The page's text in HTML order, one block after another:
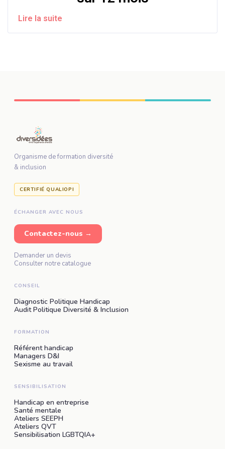
Lire la suite
Organisme de formation diversité
& inclusion
CERTIFIÉ QUALIOPI
ÉCHANGER AVEC NOUS
Contactez-nous →
Demander un devis
Consulter notre catalogue
CONSEIL
Diagnostic Politique Handicap
Audit Politique Diversité & Inclusion
FORMATION
Référent handicap
Managers D&I
Sexisme au travail
SENSIBILISATION
Handicap en entreprise
Santé mentale
Ateliers SEEPH
Ateliers QVT
Sensibilisation LGBTQIA+